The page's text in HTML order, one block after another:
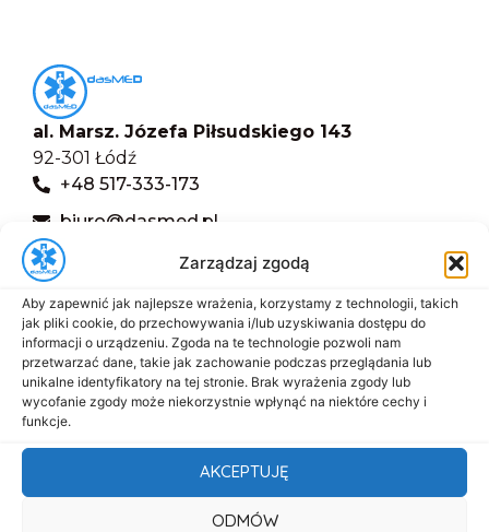
Zarządzaj zgodą
Aby zapewnić jak najlepsze wrażenia, korzystamy z technologii, takich
jak pliki cookie, do przechowywania i/lub uzyskiwania dostępu do
informacji o urządzeniu. Zgoda na te technologie pozwoli nam
przetwarzać dane, takie jak zachowanie podczas przeglądania lub
unikalne identyfikatory na tej stronie. Brak wyrażenia zgody lub
wycofanie zgody może niekorzystnie wpłynąć na niektóre cechy i
funkcje.
AKCEPTUJĘ
ODMÓW
al. Marsz. Józefa Piłsudskiego 143
92-301 Łódź
+48 517-333-173
biuro@dasmed.pl
Menu
O nas
Oferta
Cennik
Aktualności